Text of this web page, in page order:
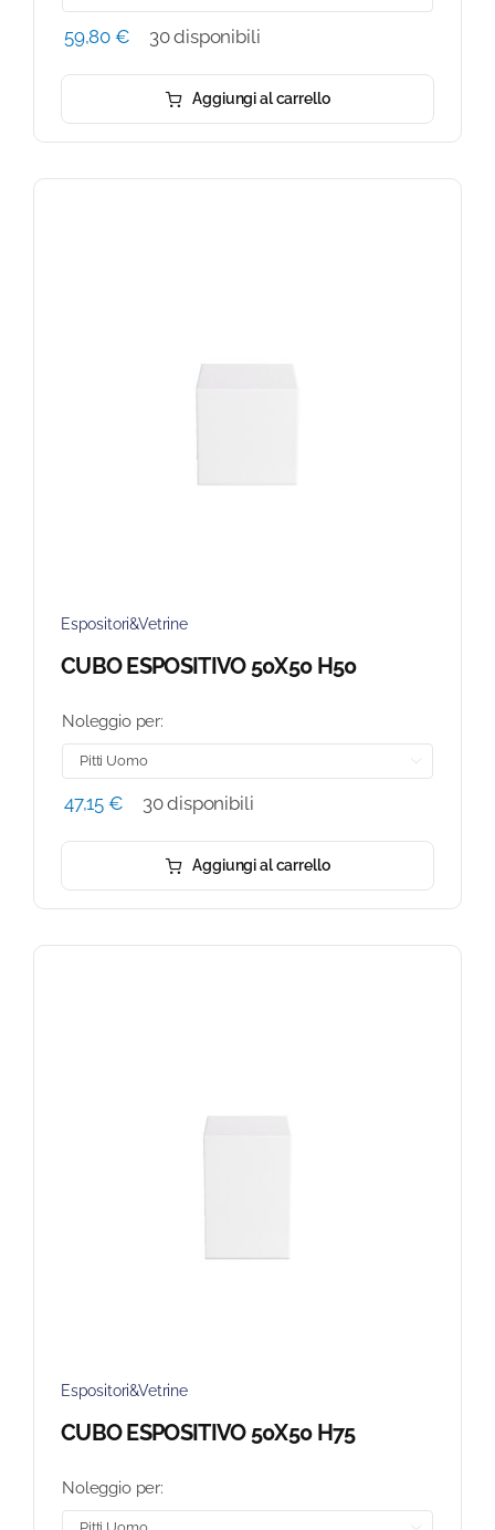
59,80 € 30 disponibili
Aggiungi al carrello
Espositori&Vetrine
CUBO ESPOSITIVO 50X50 H50
Noleggio per:
47,15 € 30 disponibili
Aggiungi al carrello
Espositori&Vetrine
CUBO ESPOSITIVO 50X50 H75
Noleggio per: